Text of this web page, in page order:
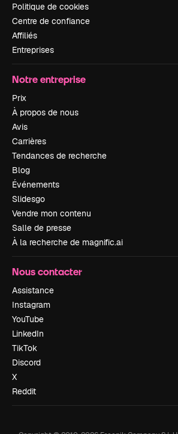
Politique de cookies
Centre de confiance
Affiliés
Entreprises
Notre entreprise
Prix
À propos de nous
Avis
Carrières
Tendances de recherche
Blog
Événements
Slidesgo
Vendre mon contenu
Salle de presse
À la recherche de magnific.ai
Nous contacter
Assistance
Instagram
YouTube
LinkedIn
TikTok
Discord
X
Reddit